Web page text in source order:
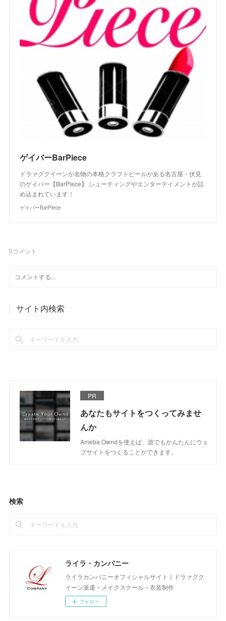
ゲイバーBarPiece
ドラァグクイーンが名物の本格クラフトビールがある名古屋・伏見
のゲイバー【BarPiece】 シューティングやエンターテイメントが詰
め込まれています！
ゲイバーBarPiece
0コメント
サイト内検索
PR
あなたもサイトをつくってみませ
んか
Ameba Owndを使えば、誰でもかんたんにウェ
ブサイトをつくることができます。
検索
ライラ・カンパニー
ライラカンパニーオフィシャルサイト｜ドラァグク
イーン派遣・メイクスクール・衣装制作
フォロー